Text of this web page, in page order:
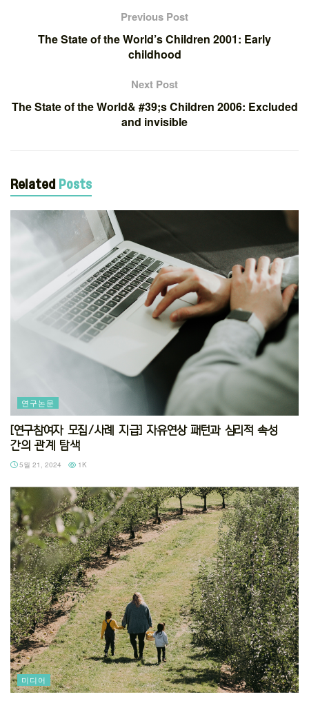
Previous Post
The State of the World’s Children 2001: Early
childhood
Next Post
The State of the World& #39;s Children 2006: Excluded
and invisible
Related Posts
연구논문
[연구참여자 모집/사례 지급] 자유연상 패턴과 심리적 속성
간의 관계 탐색
5월 21, 2024 1K
미디어